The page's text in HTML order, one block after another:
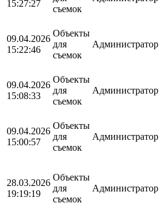
15:27:27
съемок
09.04.2026
15:22:46
Объекты
для
съемок
Администратор
09.04.2026
15:08:33
Объекты
для
съемок
Администратор
09.04.2026
15:00:57
Объекты
для
съемок
Администратор
28.03.2026
19:19:19
Объекты
для
съемок
Администратор